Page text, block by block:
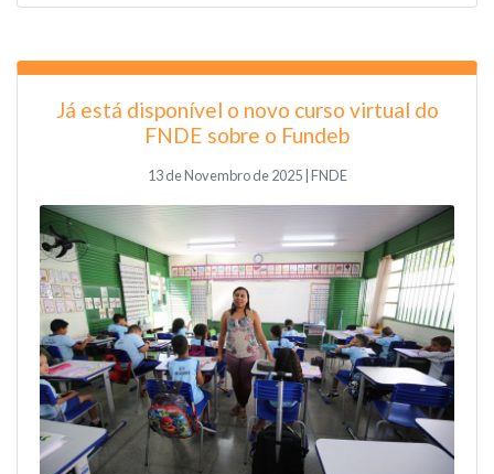
Já está disponível o novo curso virtual do
FNDE sobre o Fundeb
13 de Novembro de 2025 | FNDE